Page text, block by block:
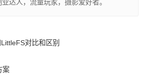
达人，流量玩家，摄影爱好者。
对比和区别
案